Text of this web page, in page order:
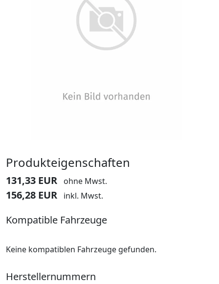
Produkteigenschaften
131,33 EUR ohne Mwst.
156,28 EUR inkl. Mwst.
Kompatible Fahrzeuge
Keine kompatiblen Fahrzeuge gefunden.
Herstellernummern